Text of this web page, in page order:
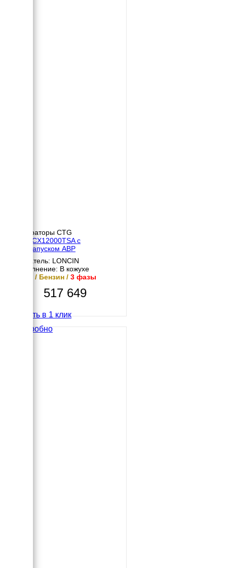
Генераторы CTG
CTG CX12000TSA с
автозапуском АВР
Двигатель: LONCIN
Исполнение: В кожухе
9 кВт / Бензин / 3 фазы
517 649
Купить в 1 клик
Подробно